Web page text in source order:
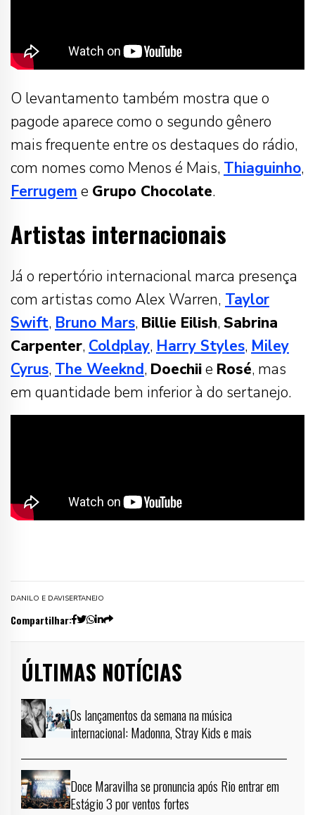
O levantamento também mostra que o
pagode aparece como o segundo gênero
mais frequente entre os destaques do rádio,
com nomes como Menos é Mais, Thiaguinho,
Ferrugem e Grupo Chocolate.
Artistas internacionais
Já o repertório internacional marca presença
com artistas como Alex Warren, Taylor
Swift, Bruno Mars, Billie Eilish, Sabrina
Carpenter, Coldplay, Harry Styles, Miley
Cyrus, The Weeknd, Doechiie Rosé, mas
em quantidade bem inferior à do sertanejo.
DANILO E DAVISERTANEJO
Compartilhar:
ÚLTIMAS NOTÍCIAS
Os lançamentos da semana na música
internacional: Madonna, Stray Kids e mais
Doce Maravilha se pronuncia após Rio entrar em
Estágio 3 por ventos fortes